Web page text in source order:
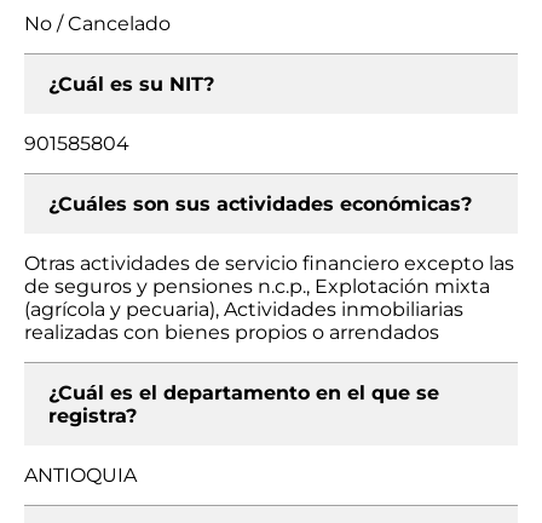
No / Cancelado
¿Cuál es su NIT?
901585804
¿Cuáles son sus actividades económicas?
Otras actividades de servicio financiero excepto las
de seguros y pensiones n.c.p., Explotación mixta
(agrícola y pecuaria), Actividades inmobiliarias
realizadas con bienes propios o arrendados
¿Cuál es el departamento en el que se
registra?
ANTIOQUIA